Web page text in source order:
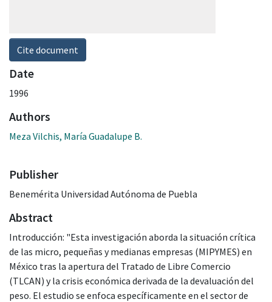
Cite document
Date
1996
Authors
Meza Vilchis, María Guadalupe B.
Publisher
Benemérita Universidad Autónoma de Puebla
Abstract
Introducción: "Esta investigación aborda la situación crítica
de las micro, pequeñas y medianas empresas (MIPYMES) en
México tras la apertura del Tratado de Libre Comercio
(TLCAN) y la crisis económica derivada de la devaluación del
peso. El estudio se enfoca específicamente en el sector de